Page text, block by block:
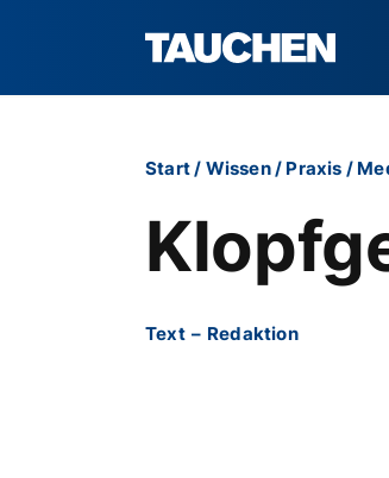
Start/ Wissen/ Praxis /
Text – Redaktion